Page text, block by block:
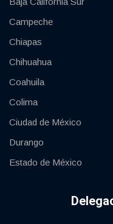
Campeche
Chiapas
Chihuahua
Coahuila
Colima
Ciudad de México
Durango
Estado de México